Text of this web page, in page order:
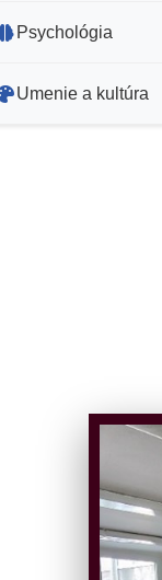
Psychológia
Umenie a kultúra